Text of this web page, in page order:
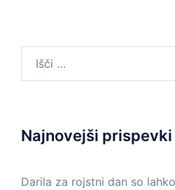
Najnovejši prispevki
Darila za rojstni dan so